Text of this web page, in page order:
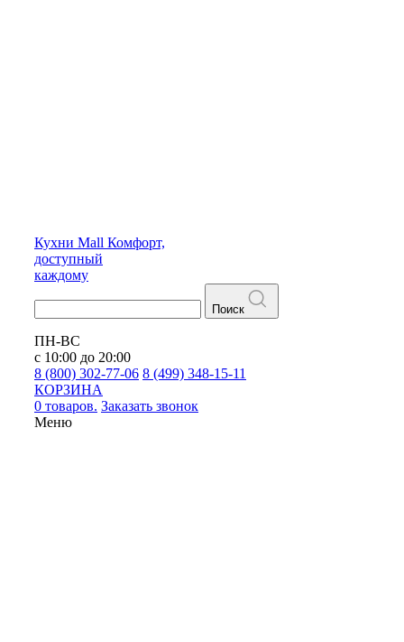
Кухни Mall Комфорт,
доступный
каждому
Поиск
ПН-ВС
с 10:00 до 20:00
8 (800) 302-77-06 8 (499) 348-15-11
КОРЗИНА
0 товаров. Заказать звонок
Меню